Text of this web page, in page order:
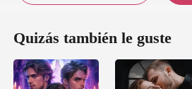
Quizás también le guste